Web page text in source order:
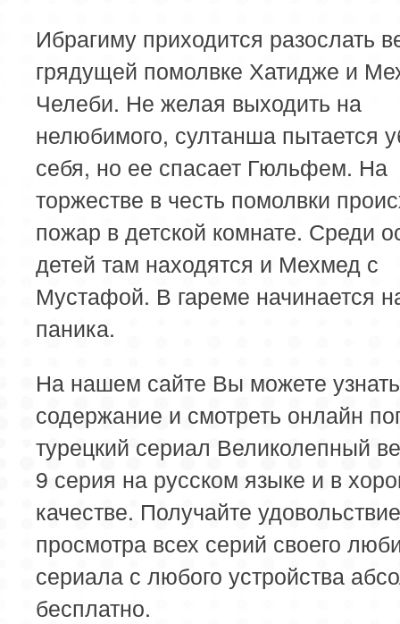
Ибрагиму приходится разослать
грядущей помолвке Хатидже и
Челеби. Не желая выходить на
нелюбимого, султанша пытается
себя, но ее спасает Гюльфем. На
торжестве в честь помолвки
пожар в детской комнате. Среди
детей там находятся и Мехмед с
Мустафой. В гареме начинается
паника.
На нашем сайте Вы можете узнать
содержание и смотреть онлайн
турецкий сериал Великолепный
9 серия на русском языке и в
качестве. Получайте
просмотра всех серий своего
сериала с любого устройства
бесплатно.